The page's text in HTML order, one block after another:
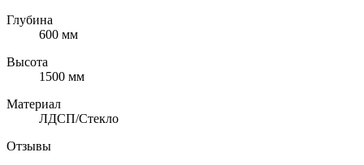
Глубина
600 мм
Высота
1500 мм
Материал
ЛДСП/Стекло
Отзывы